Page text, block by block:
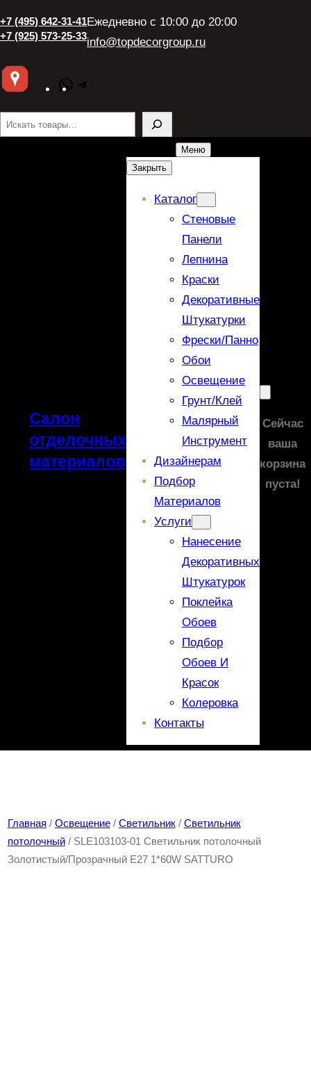
+7 (495) 642-31-41
+7 (925) 573-25-33
Ежедневно с 10:00 до 20:00
info@topdecorgroup.ru
WhatsApp
Поиск
Салон
отделочных
материалов
Меню
Закрыть
Каталог
Стеновые
Панели
Лепнина
Краски
Декоративные
Штукатурки
Фрески/панно
Обои
Освещение
Грунт/Клей
Малярный
Инструмент
Дизайнерам
Подбор
Материалов
Услуги
Нанесение
Декоративных
Штукатурок
Поклейка
Обоев
Подбор
Обоев И
Красок
Колеровка
Контакты
Сейчас
ваша
корзина
пуста!
Главная / Освещение/ Светильник/ Светильник
потолочный/ SLE103103-01 Светильник потолочный
Золотистый/Прозрачный E27 1*60W SATTURO